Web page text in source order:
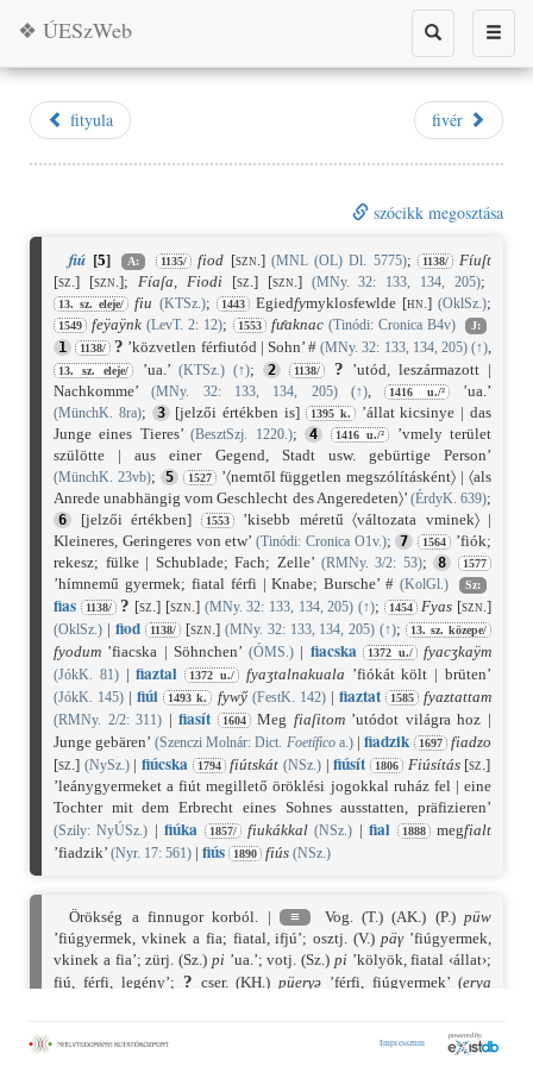
Toggle
Toggle
search
❖ ÚESzWeb
fityula fivér
szócikk megosztása
fiú [5] A: 1135/ fiod [szn.] (MNL (OL) Dl. 5775); 1138/
Fíuſt
[sz.] [szn.]; Fíaſa, Fiodi [sz.][szn.] (MNy. 32: 133, 134, 205);
13. sz. eleje/ fiu (KTSz.); 1443 Egiedfymyklosfewlde[hn.] (OklSz.);
1549 feÿaÿnk (LevT. 2: 12); 1553 fuͤaknac (Tinódi: Cronica B4v) J:
1 1138/ ? ’közvetlen férfiutód | Sohn’ #(MNy. 32: 133, 134, 205) (↑),
13. sz. eleje/ ’ua.’ (KTSz.) (↑); 2 1138/ ? ’utód, leszármazott |
Nachkomme’(MNy. 32: 133, 134, 205) (↑), 1416 u./² ’ua.’
(MünchK. 8ra); 3 [jelzői értékben is] 1395 k. ’állat kicsinye | das
Junge eines Tieres’(BesztSzj. 1220.); 4 1416 u./²
’vmely terület
szülötte | aus einer Gegend, Stadt usw. gebürtige Person’
(MünchK. 23vb); 5 1527 ’〈nemtől független megszólításként〉 | 〈als
Anrede unabhängig vom Geschlecht des Angeredeten〉’ (ÉrdyK. 639);
6 [jelzői értékben] 1553 ’kisebb méretű 〈változata vminek〉 |
Kleineres, Geringeres von etw’(Tinódi: Cronica O1v.); 7 1564
’fiók;
rekesz; fülke | Schublade; Fach; Zelle’ (RMNy. 3/2: 53); 8 1577
’hímnemű gyermek; fiatal férfi | Knabe; Bursche’ #(KolGl.) Sz:
fias 1138/ ? [sz.] [szn.] (MNy. 32: 133, 134, 205) (↑); 1454 Fyas [szn.]
(OklSz.) | fiod 1138/ [szn.] (MNy. 32: 133, 134, 205) (↑); 13. sz. közepe/
fyodum ’fiacska | Söhnchen’ (ÓMS.)| fiacska 1372 u./ fyacʒkaÿm
(JókK. 81)|fiaztal 1372 u./ fyaʒtalnakuala ’fiókát költ | brüten’
(JókK. 145) |fiúi 1493 k. fywy̋ (FestK. 142)| fiaztat 1585 fyaztattam
(RMNy. 2/2: 311) |fiasít 1604 Meg fiaſitom’utódot világra hoz |
Junge gebären’ (Szenczi Molnár: Dict. Foetíficoa.)|fiadzik 1697
fiadzo
[sz.] (NySz.)|fiúcska 1794 fiútskát (NSz.) |fiúsít 1806 Fiúsítás[sz.]
’leánygyermeket a fiút megillető öröklési jogokkal ruház fel | eine
Tochter mit dem Erbrecht eines Sohnes ausstatten, präfizieren’
(Szily: NyÚSz.) |fiúka 1857/ fiukákkal (NSz.) |fial 1888 megfialt
’fiadzik’ (Nyr. 17: 561) | fiús 1890 fiús (NSz.)
Örökség a finnugor korból. | ≡ Vog. (T.) (AK.) (P.)püw
’fiúgyermek, vkinek a fia; fiatal, ifjú’; osztj. (V.)päγ’fiúgyermek,
vkinek a fia’; zürj. (Sz.) pi ’ua.’; votj. (Sz.) pi ’kölyök, fiatal ‹állat›;
fiú, férfi, legény’; ? cser. (KH.)püerγə ’férfi, fiúgyermek’ (erya
’fiúgyermek, vkinek a fia’].
A magyar szó belsejiia veláris *i̮-